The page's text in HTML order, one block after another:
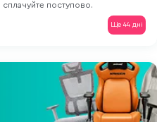
поступово.
Ще 44 дні